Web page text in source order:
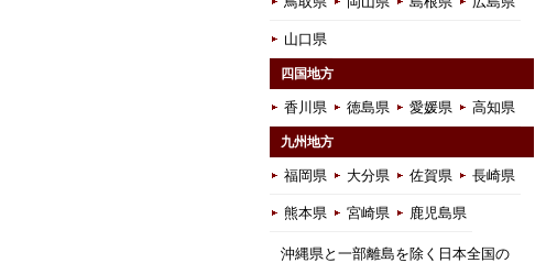
山口県
四国地方
香川県 徳島県 愛媛県 高知県
九州地方
福岡県 大分県 佐賀県 長崎県
熊本県 宮崎県 鹿児島県
沖縄県と一部離島を除く日本全国の